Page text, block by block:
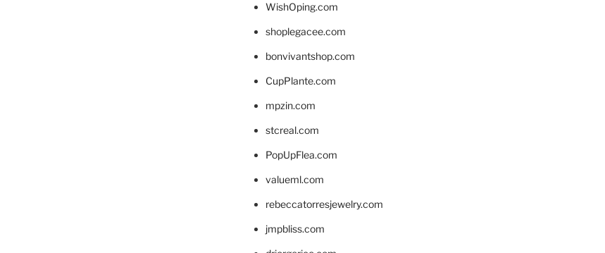
WishOping.com
shoplegacee.com
bonvivantshop.com
CupPlante.com
mpzin.com
stcreal.com
PopUpFlea.com
valueml.com
rebeccatorresjewelry.com
jmpbliss.com